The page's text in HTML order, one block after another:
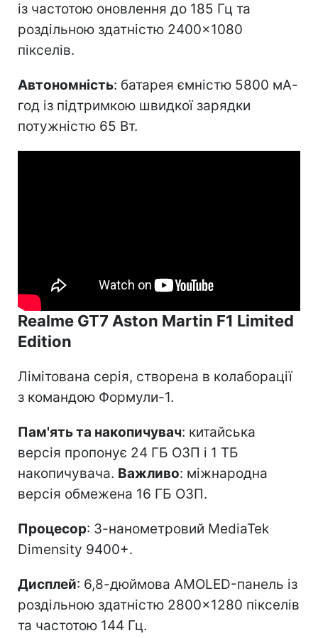
із частотою оновлення до 185 Гц та
роздільною здатністю 2400×1080
пікселів.
Автономність: батарея ємністю 5800 мА-
год із підтримкою швидкої зарядки
потужністю 65 Вт.
Realme GT7 Aston Martin F1 Limited
Edition
Лімітована серія, створена в колаборації
з командою Формули-1.
Пам'ять та накопичувач: китайська
версія пропонує 24 ГБ ОЗП і 1 ТБ
накопичувача. Важливо: міжнародна
версія обмежена 16 ГБ ОЗП.
Процесор: 3-нанометровий MediaTek
Dimensity 9400+.
Дисплей: 6,8-дюймова AMOLED-панель із
роздільною здатністю 2800×1280 пікселів
та частотою 144 Гц.